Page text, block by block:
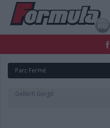
FORMULA
NEMZETKÖZI
Parc Fermé
Gellérfi Gergő